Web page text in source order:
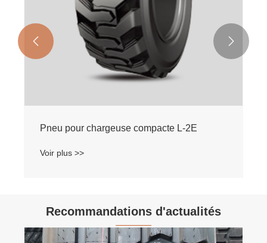
Pneu pour chargeuse compacte L-2E
Voir plus >>
 
Recommandations d'actualités